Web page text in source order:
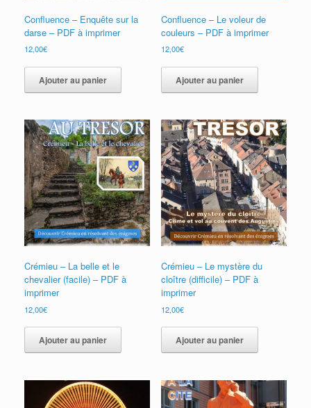
Confluence – Enquête sur la
darse – PDF à imprimer
12,00€
Ajouter au panier
Confluence – Le voleur de
couleurs – PDF à imprimer
12,00€
Ajouter au panier
Crémieu – La belle et le
chevalier (facile) – PDF à
imprimer
12,00€
Ajouter au panier
Crémieu – Le mystère du
cloître (difficile) – PDF à
imprimer
12,00€
Ajouter au panier